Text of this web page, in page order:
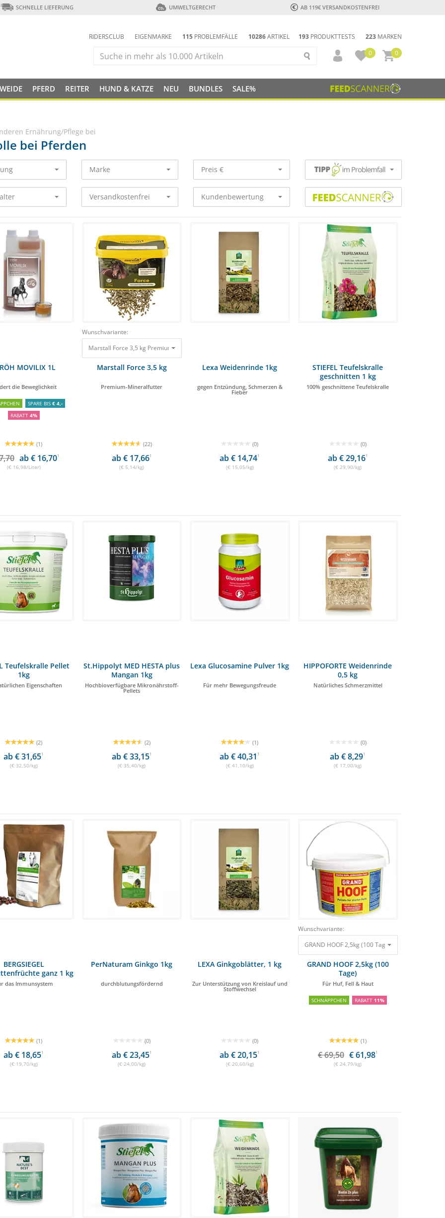
SCHNELLE LIEFERUNG UMWELTGERECHT AB 119€ VERSANDKOSTENFREI
193 PRODUKTTESTS 223 MARKEN
RIDERSCLUB EIGENMARKE 115 PROBLEMFÄLLE 10286ARTIKEL
0
0
PFERD REITER HUND & KATZE NEU BUNDLES SALE%
Ernährung/Pflege bei
bei Pferden
Marke Preis €
Versandkostenfrei Kundenbewertung
MOVILIX 1L
die Beweglichkeit
SPARE BIS€ 4,-
RABATT 4%
(1)
ab € 16,701
(€ 16,98/Liter)
Wunschvariante:
Marstall Force 3,5 kg Premium-Mineralfutter 17,98 €
Marstall Force 3,5 kg
Premium-Mineralfutter
(22)
ab € 17,661
(€ 5,14/kg)
Lexa Weidenrinde 1kg
gegen Entzündung, Schmerzen &
Fieber
(0)
ab € 14,741
(€ 15,05/kg)
STIEFEL Teufelskralle
geschnitten 1 kg
100% geschnittene Teufelskralle
(0)
ab € 29,161
(€ 29,90/kg)
Teufelskralle Pellet
1kg
Eigenschaften
(2)
ab € 31,651
(€ 32,50/kg)
St.Hippolyt MED HESTA plus
Mangan 1kg
Hochbioverfügbare Mikronährstoff-
Pellets
(2)
ab € 33,151
(€ 35,40/kg)
Lexa Glucosamine Pulver 1kg
Für mehr Bewegungsfreude
(1)
ab € 40,31 1
(€ 41,10/kg)
HIPPOFORTE Weidenrinde
0,5 kg
Natürliches Schmerzmittel
(0)
ab € 8,291
(€ 17,00/kg)
BERGSIEGEL
ganz 1 kg
das Immunsystem
(1)
ab € 18,651
(€ 19,70/kg)
PerNaturam Ginkgo 1kg
durchblutungsfördernd
(0)
ab € 23,451
(€ 24,00/kg)
LEXA Ginkgoblätter, 1 kg
Zur Unterstützung von Kreislauf und
Stoffwechsel
(0)
ab € 20,151
(€ 20,60/kg)
Wunschvariante:
GRAND HOOF 2,5kg (100 Tage) Für Huf, Fell &
GRAND HOOF 2,5kg (100
Tage)
Für Huf, Fell & Haut
SCHNÄPPCHEN RABATT 11%
(1)
€ 69,50 € 61,981
(€ 24,79/kg)